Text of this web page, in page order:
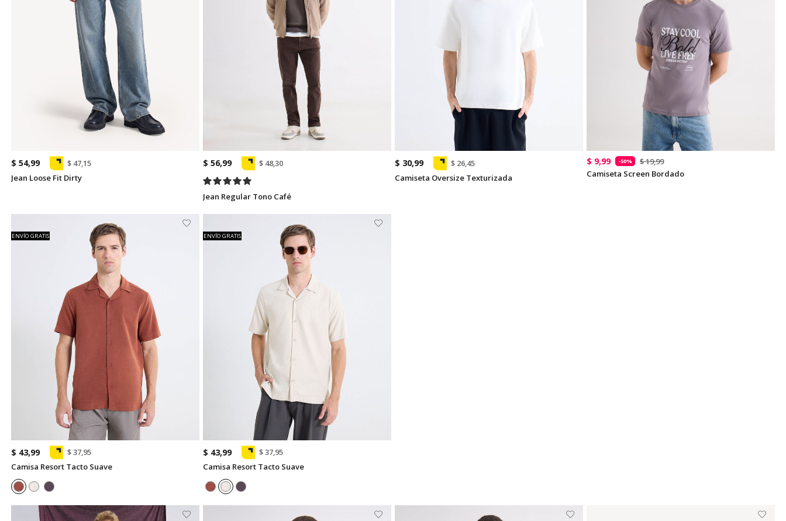
$ 54,99
$ 47,15
Jean Loose Fit Dirty
$ 56,99 $ 48,30
Jean Regular Tono Café
$ 30,99
$ 26,45
Camiseta Oversize Texturizada
$ 9,99 -50%
$ 19,99
Camiseta Screen Bordado
ENVÍO GRATIS
$ 43,99
$ 37,95
Camisa Resort Tacto Suave
ENVÍO GRATIS
$ 43,99
$ 37,95
Camisa Resort Tacto Suave